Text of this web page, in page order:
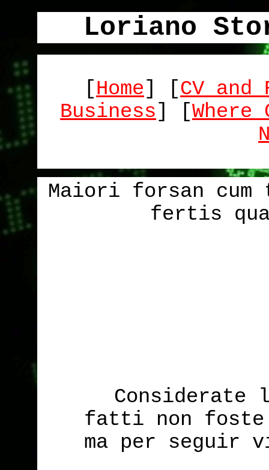
Loriano
[Home] [CV and
Business] [
Maiori forsan cum
fertis
Considerate
fatti non foste
ma per seguir